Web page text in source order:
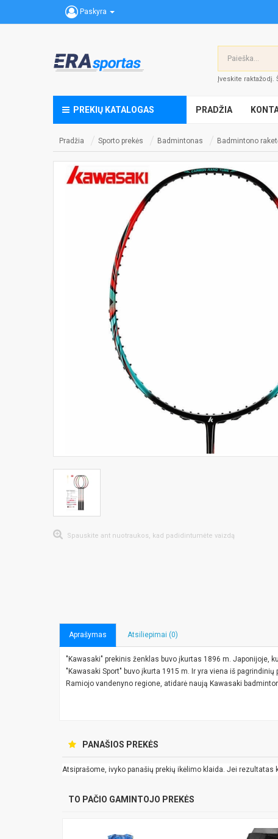
Paskyra
Įveskite
PREKIŲ KATALOGAS PRADŽIA
Pradžia Sporto prekės Badmintonas Badmintono
Spauskite ant nuotraukos, kad padidintumėte vaizdą
Aprašymas Atsiliepimai (0)
"Kawasaki" prekinis ženklas buvo įkurtas 1896 m. Japonijoje,
"Kawasaki Sport" buvo įkurta 1915 m. Ir yra viena iš
Ramiojo vandenyno regione, atidarė naują Kawasaki
PANAŠIOS PREKĖS
Atsiprašome, ivyko panašių prekių ikėlimo klaida. Jei
TO PAČIO GAMINTOJO PREKĖS